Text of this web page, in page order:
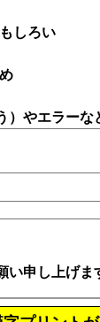
しろい
やエラーな
い申し上げま